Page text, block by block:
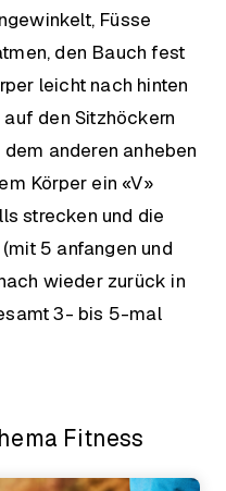
Füsse
den Bauch fest
leicht nach hinten
den Sitzhöckern
anderen anheben
Körper ein «V»
strecken und die
5 anfangen und
wieder zurück in
3- bis 5-mal
Fitness